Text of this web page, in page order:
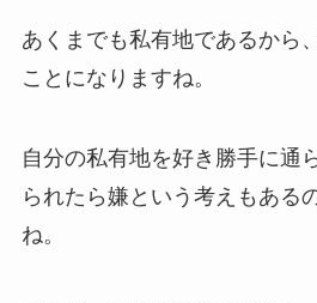
あくまでも私有地であるから
ことになりますね。
自分の私有地を好き勝手に通
られたら嫌という考えもある
ね。